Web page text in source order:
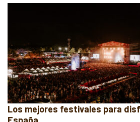
Los mejores festivales para